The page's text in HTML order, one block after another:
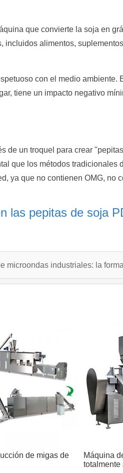
que convierte la soja en
incluidos alimentos,
con el medio ambiente.
tiene un impacto negativo
de un troquel para crear
que los métodos tradicionales
ya que no contienen OMG, no
las pepitas de soja
microondas industriales: la
de migas de
Máquina
totalmente